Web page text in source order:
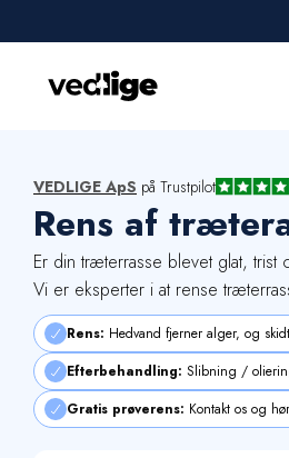
Forside
Udførte opgaver
Erhverv
Om os
Kontakt
VEDLIGE ApS på Trustpilot
Rens af
Er din træterrasse blevet glat,
Vi er eksperter i at rense
Rens: Hedvand fjerner alger, og skidt
Efterbehandling: Slibning /
Gratis prøverens: Kontakt os og